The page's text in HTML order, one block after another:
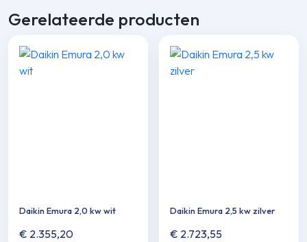
Gerelateerde producten
Daikin Emura 2,0 kw wit
€ 2.355,20
Daikin Emura 2,5 kw zilver
€ 2.723,55